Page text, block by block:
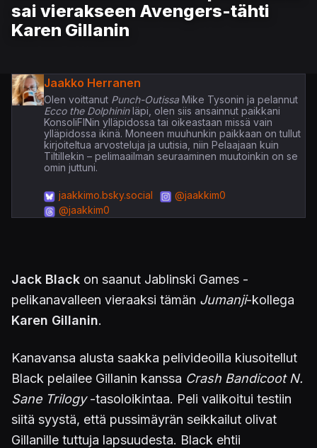
sai vierakseen Avengers-tähti
Karen Gillanin
Jaakko Herranen
Olen voittanutPunch-OutissaMike Tysonin ja pelannut
Ecco the Dolphininläpi, olen siis ansainnut paikkani
KonsoliFINin ylläpidossa tai oikeastaan missä vain
ylläpidossa ikinä. Moneen muuhunkin paikkaan on tullut
kirjoiteltua arvosteluja ja uutisia, niin Pelaajaan kuin
Tiltillekin – pelimaailman seuraaminen muutoinkin on se
omin juttuni.
jaakkimo.bsky.social
@jaakkim0
@jaakkim0
Jack Black on saanut Jablinski Games -
pelikanavalleen vieraaksi tämän Jumanji-kollega
Karen Gillanin.
Kanavansa alusta saakka pelivideoilla kiusoitellut
Black pelailee Gillanin kanssa Crash Bandicoot N.
Sane Trilogy-tasoloikintaa. Peli valikoitui testiin
siitä syystä, että pussimäyrän seikkailut olivat
Gillanille tuttuja lapsuudesta. Black ehtii